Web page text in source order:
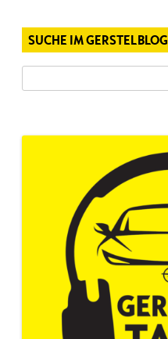
SUCHE IM GERSTELBLOG
nach: